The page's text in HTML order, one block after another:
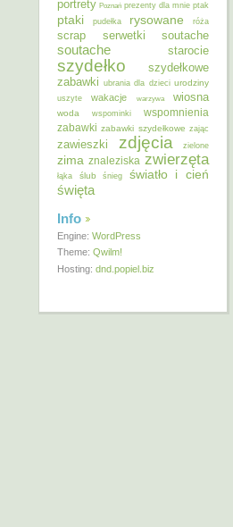
portrety Poznań prezenty dla mnie ptak
ptaki pudełka rysowane róża
scrap serwetki soutache
soutache starocie
szydełko
szydełkowe
zabawki ubrania dla dzieci urodziny
uszyte wakacje warzywa wiosna
woda wspominki
wspomnienia
zabawki zabawki szydełkowe zając
zawieszki zdjęcia zielone
zima znaleziska zwierzęta
łąka ślub śnieg światło i cień
święta
Info
Engine: WordPress
Theme: Qwilm!
Hosting: dnd.popiel.biz